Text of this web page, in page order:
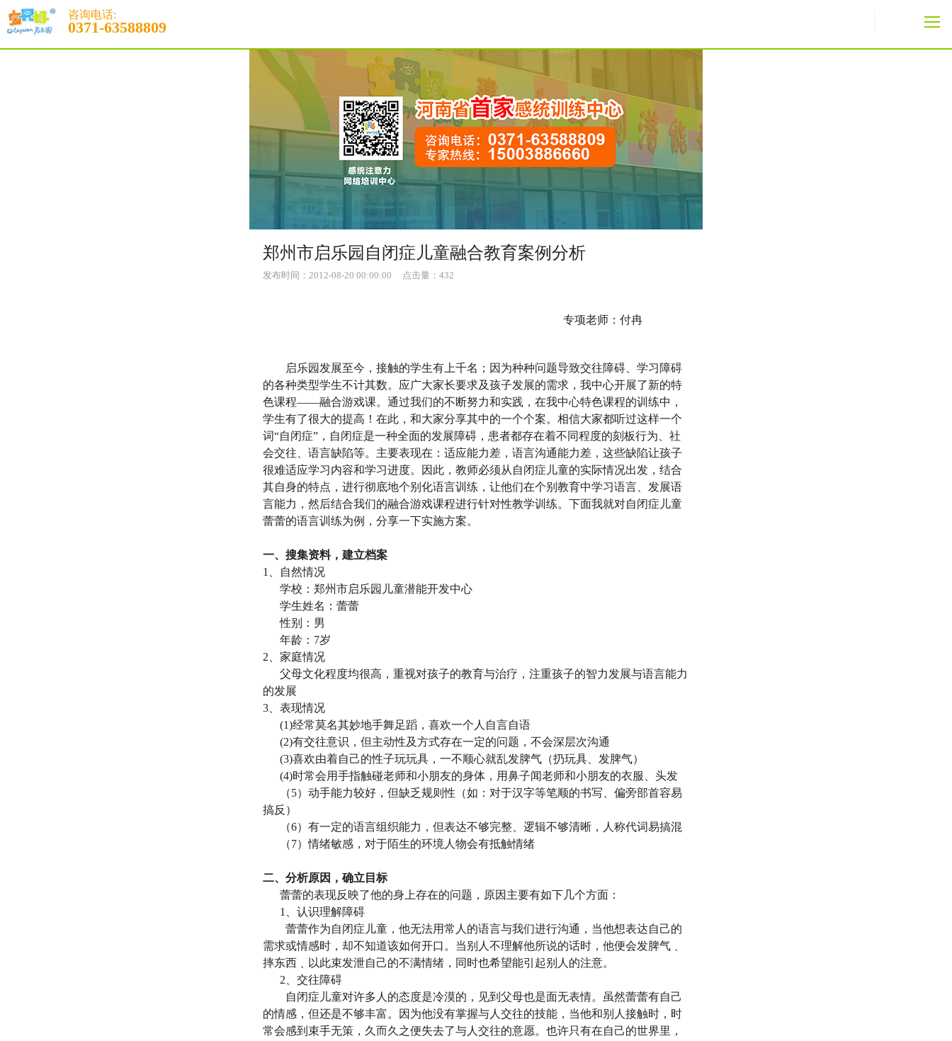
咨询电话:
0371-63588809
郑州市启乐园自闭症儿童融合教育案例分析
发布时间：2012-08-20 00:00:00 点击量：432
专项老师：付冉
启乐园发展至今，接触的学生有上千名；因为种种问题导致交往障碍、学习障碍
的各种类型学生不计其数。应广大家长要求及孩子发展的需求，我中心开展了新的特
色课程——融合游戏课。通过我们的不断努力和实践，在我中心特色课程的训练中，
学生有了很大的提高！在此，和大家分享其中的一个个案。相信大家都听过这样一个
词“自闭症”，自闭症是一种全面的发展障碍，患者都存在着不同程度的刻板行为、社
会交往、语言缺陷等。主要表现在：适应能力差，语言沟通能力差，这些缺陷让孩子
很难适应学习内容和学习进度。因此，教师必须从自闭症儿童的实际情况出发，结合
其自身的特点，进行彻底地个别化语言训练，让他们在个别教育中学习语言、发展语
言能力，然后结合我们的融合游戏课程进行针对性教学训练。下面我就对自闭症儿童
蕾蕾的语言训练为例，分享一下实施方案。
一、搜集资料，建立档案
1
、自然情况
学校：郑州市启乐园儿童潜能开发中心
学生姓名：蕾蕾
性别：男
年龄： 7岁
2 、家庭情况
父母文化程度均很高，重视对孩子的教育与治疗，注重孩子的智力发展与语言能力
的发展
3 、表现情况
(1)经常莫名其妙地手舞足蹈，喜欢一个人自言自语
(2)有交往意识，但主动性及方式存在一定的问题，不会深层次沟通
(3)喜欢由着自己的性子玩玩具，一不顺心就乱发脾气（扔玩具、发脾气）
(4)时常会用手指触碰老师和小朋友的身体，用鼻子闻老师和小朋友的衣服、头发
（5）动手能力较好，但缺乏规则性（如：对于汉字等笔顺的书写、偏旁部首容易
搞反）
（6）有一定的语言组织能力，但表达不够完整、逻辑不够清晰，人称代词易搞混
（7）情绪敏感，对于陌生的环境人物会有抵触情绪
二、分析原因，确立目标
蕾蕾的表现反映了他的身上存在的问题，原因主要有如下几个方面：
1
、认识理解障碍
蕾蕾作为自闭症儿童，他无法用常人的语言与我们进行沟通，当他想表达自己的
需求或情感时，却不知道该如何开口。当别人不理解他所说的话时，他便会发脾气﹑
摔东西﹑以此束发泄自己的不满情绪，同时也希望能引起别人的注意。
2 、交往障碍
自闭症儿童对许多人的态度是冷漠的，见到父母也是面无表情。虽然蕾蕾有自己
的情感，但还是不够丰富。因为他没有掌握与人交往的技能，当他和别人接触时，时
常会感到束手无策，久而久之便失去了与人交往的意愿。也许只有在自己的世界里，